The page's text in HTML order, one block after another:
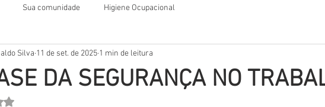
Sua comunidade Higiene Ocupacional
DA SEGURANÇA NO
Silva 11 de set. de 2025 1 min de leitura
com NaN de 5 estrelas.